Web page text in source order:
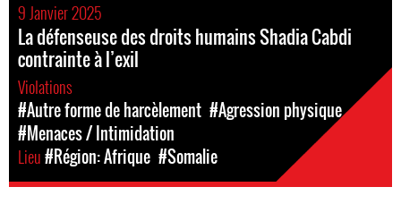
9 Janvier 2025
La défenseuse des droits humains Shadia Cabdi
contrainte à l’exil
Violations
#Autre forme de harcèlement #Agression physique
#Menaces / Intimidation
Lieu#Région: Afrique #Somalie